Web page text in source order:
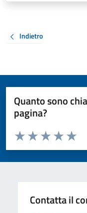
Indietro
Quanto sono
pagina?
Valuta da 1 a 5 stelle la
Valuta 4
Valuta 3
Valuta 2 stelle su
Valuta 1 stelle su 5
Contatta il